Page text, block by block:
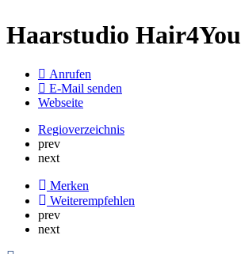
Haarstudio Hair4You
Anrufen
E-Mail senden
Webseite
Regioverzeichnis
prev
next
Merken
Weiterempfehlen
prev
next